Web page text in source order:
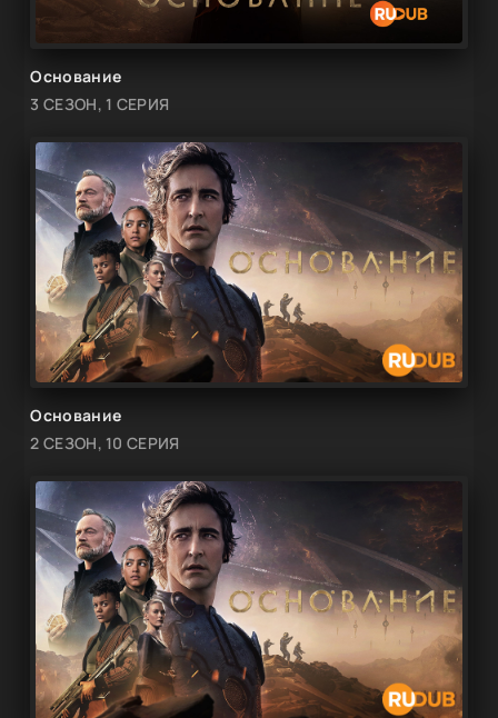
Основание
3 СЕЗОН, 1 СЕРИЯ
Основание
2 СЕЗОН, 10 СЕРИЯ